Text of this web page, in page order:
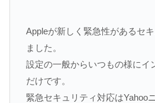
Appleが新しく緊急性があるセ
ました。
設定の一般からいつもの様にイ
だけです。
緊急セキュリティ対応はYahoo